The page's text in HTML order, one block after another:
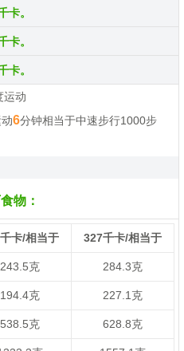
卡。
卡。
卡。
运动
动6分钟相当于中速步行1000步
物：
卡/相当于 327千卡/相当于
243.5克 284.3克
194.4克 227.1克
538.5克 628.8克